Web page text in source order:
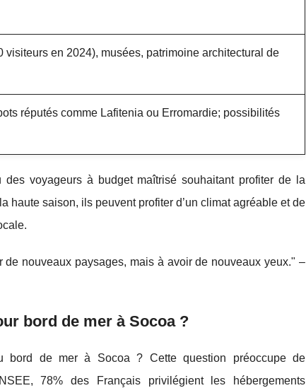
en 2024), musées, patrimoine architectural de
réputés comme Lafitenia ou Erromardie; possibilités
voyageurs à budget maîtrisé souhaitant profiter de la
haute saison, ils peuvent profiter d’un climat agréable et de
nouveaux paysages, mais à avoir de nouveaux yeux." –
bord de mer à Socoa ?
bord de mer à Socoa ? Cette question préoccupe de
78% des Français privilégient les hébergements